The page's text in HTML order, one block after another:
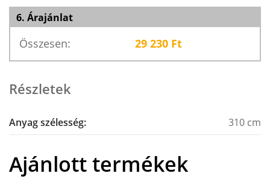
6. Árajánlat
Összesen: 29 230 Ft
Részletek
Anyag szélesség: 310 cm
Ajánlott termékek